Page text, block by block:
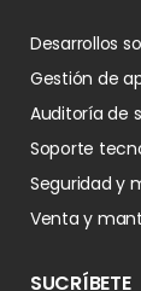
Desarrollos
Gestión de
Auditoría de
Soporte
Seguridad y
Venta y
SUCRÍBETE